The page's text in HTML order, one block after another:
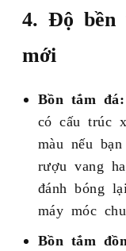
4. Độ bền
mới
Bồn tắm đá:
có cấu trúc
màu nếu
rượu vang
đánh bóng
máy móc
Bồn tắm